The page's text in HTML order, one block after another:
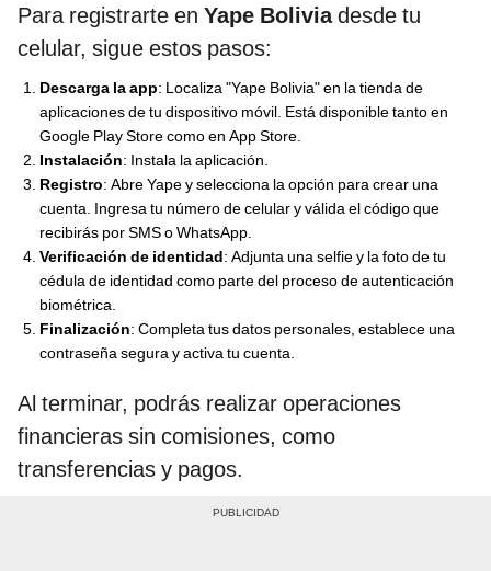
Para registrarte en Yape Boliviadesde tu
celular, sigue estos pasos:
Descarga la app: Localiza "Yape Bolivia" en la tienda de
aplicaciones de tu dispositivo móvil. Está disponible tanto en
Google Play Store como en App Store.
Instalación: Instala la aplicación.
Registro: Abre Yape y selecciona la opción para crear una
cuenta. Ingresa tu número de celular y válida el código que
recibirás por SMS o WhatsApp.
Verificación de identidad: Adjunta una selfie y la foto de tu
cédula de identidad como parte del proceso de autenticación
biométrica.
Finalización: Completa tus datos personales, establece una
contraseña segura y activa tu cuenta.
Al terminar, podrás realizar operaciones
financieras sin comisiones, como
transferencias y pagos.